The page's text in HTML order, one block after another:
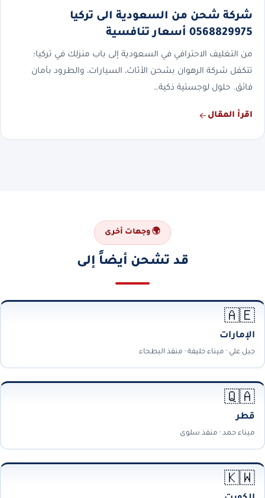
شركة شحن من السعودية الى تركيا
0568829975 أسعار تنافسية
من التغليف الاحترافي في السعودية إلى باب منزلك في تركيا؛
تتكفل شركة الرهوان بشحن الأثاث، السيارات، والطرود بأمان
فائق. حلول لوجستية ذكية…
اقرأ المقال
🌍 وجهات أخرى
قد تشحن أيضاً إلى
🇦🇪
الإمارات
جبل علي · ميناء خليفة · منفذ البطحاء
🇶🇦
قطر
ميناء حمد · منفذ سلوى
🇰🇼